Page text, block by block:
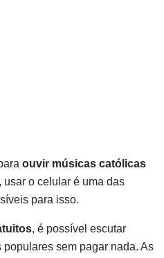
ouvir músicas católicas
o celular é uma das
para isso.
, é possível escutar
sem pagar nada. As